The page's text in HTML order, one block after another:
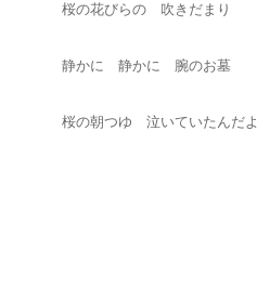
桜の花びらの 吹きだまり
静かに 静かに 腕のお墓
桜の朝つゆ 泣いていたんだよ